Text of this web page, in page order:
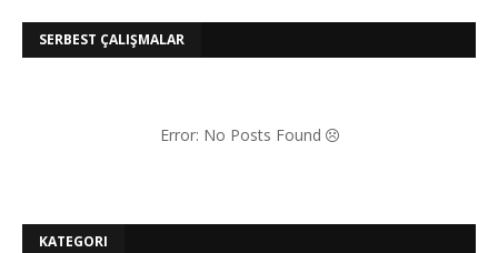
SERBEST ÇALIŞMALAR
Error: No Posts Found
KATEGORI